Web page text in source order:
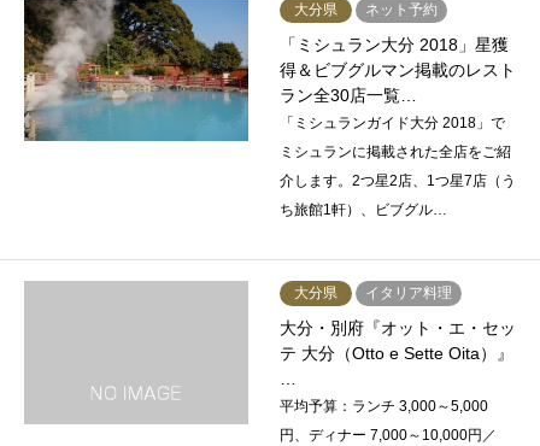
大分県 ネット予約
「ミシュラン大分 2018」星獲
得＆ビブグルマン掲載のレスト
ラン全30店一覧…
「ミシュランガイド大分 2018」で
ミシュランに掲載された全店をご紹
介します。2つ星2店、1つ星7店（う
ち旅館1軒）、ビブグル…
大分県 イタリア料理
大分・別府『オット・エ・セッ
テ 大分（Otto e Sette Oita）』
…
平均予算：ランチ 3,000～5,000
円、ディナー 7,000～10,000円／